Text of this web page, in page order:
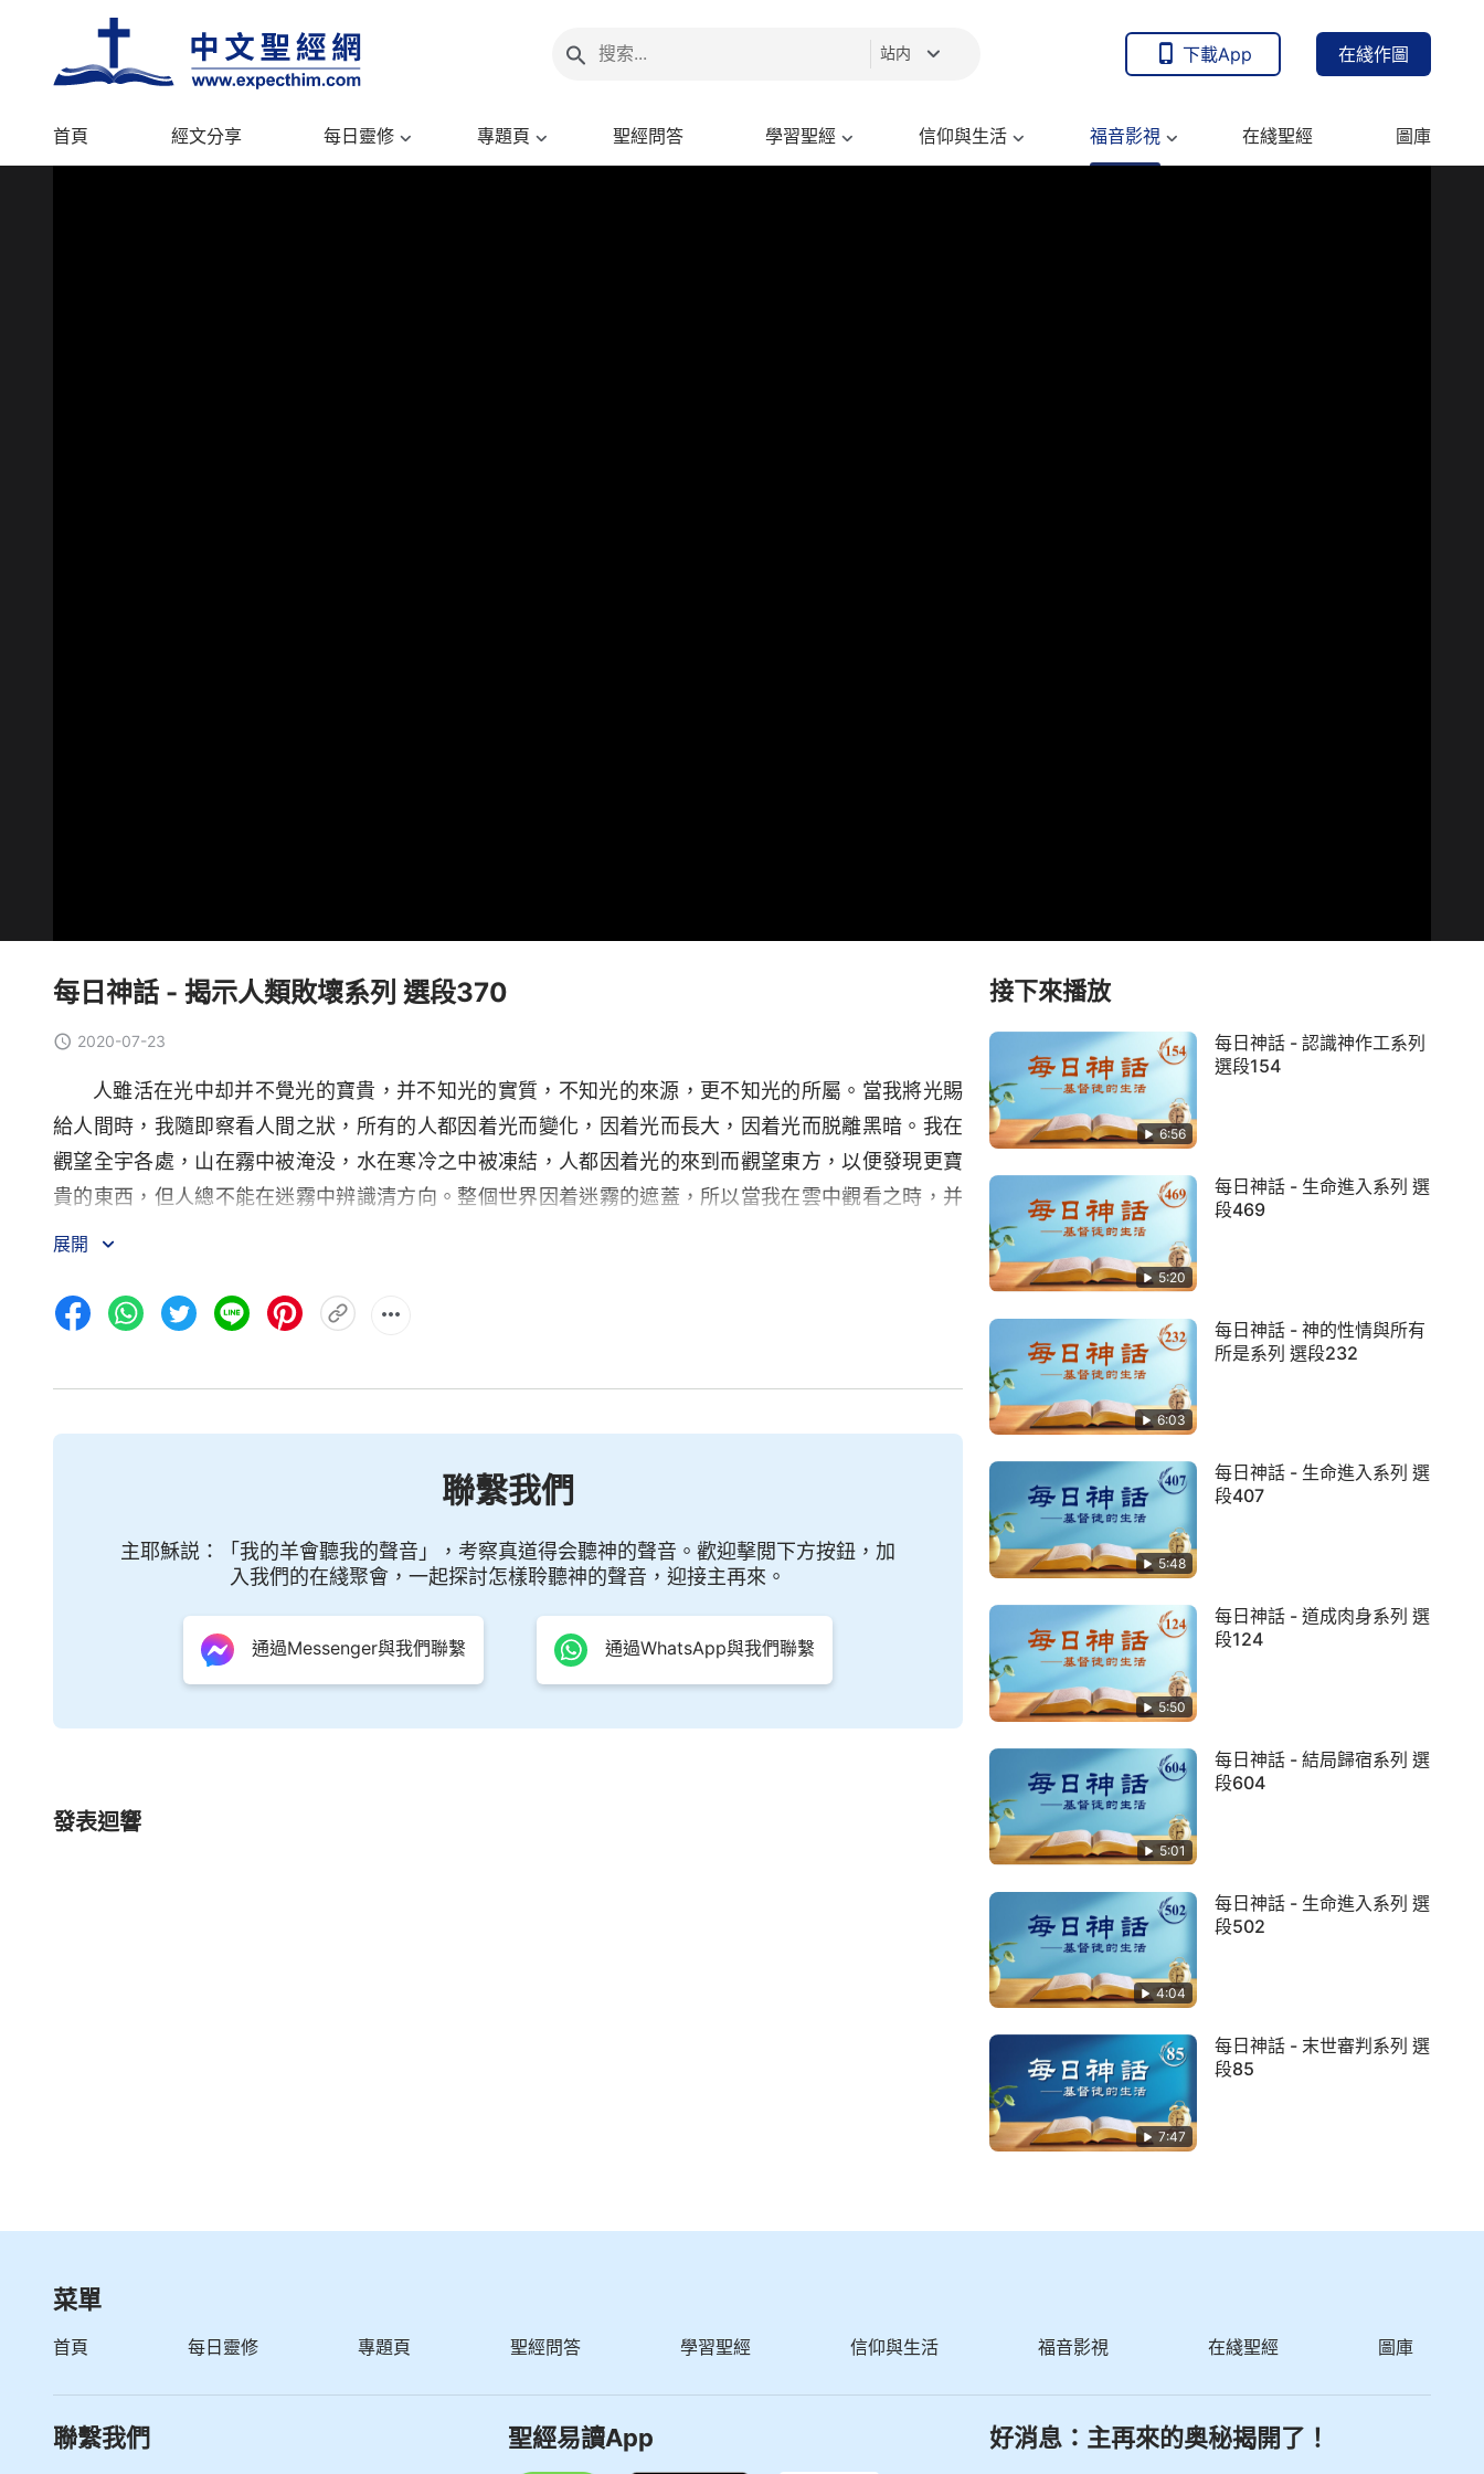
站内 下載App 在綫作圖
首頁 經文分享 每日靈修 專題頁 聖經問答 學習聖經 信仰與生活 福音影視 在綫聖經 圖庫
每日神話 - 揭示人類敗壞系列 選段370
2020-07-23
人雖活在光中却并不覺光的寶貴，并不知光的實質，不知光的來源，更不知光的所屬。當我將光賜
給人間時，我隨即察看人間之狀，所有的人都因着光而變化，因着光而長大，因着光而脱離黑暗。我在
觀望全宇各處，山在霧中被淹没，水在寒冷之中被凍結，人都因着光的來到而觀望東方，以便發現更寶
貴的東西，但人總不能在迷霧中辨識清方向。整個世界因着迷霧的遮蓋，所以當我在雲中觀看之時，并
不曾有人發現我的存在，人都在地上尋找着什麽，似乎在覓食，似乎在有意等待着我的到來，但又不知
活在萬民之中，但在地之人都處于安然無恙之中，所以并無真合我意之人。人都是不會體貼我心意，不
能察看我的所作所為，不能行在光之中接受光的照耀。雖然人曾寶愛我話，但人却又不能識透撒但的詭
地「貪享」地位之福。這不是人的短缺之處嗎？難道山挪移之時能因着你的「地位」而從你繞道而行
嗎？水流之時能因着人的「地位」而停止向前嗎？難道天地能因着人的「地位」而顛倒嗎？我曾一次又
打動人的心弦？難道我的言語發出并無果效？莫非無人相信我的存在？人并不愛自己，而是與撒但相合
來反攻我，把撒但當作自己的「資産」來事奉我，我要將所有撒但的詭計都識破，使在地之人從此不再
受撒但的迷惑，并不因着它的存在而抵擋我。
——《話・卷一 神的顯現與作工・神向全宇的説話・第二十二篇》
展開
聯繫我們
主耶穌説：「我的羊會聽我的聲音」，考察真道得会聽神的聲音。歡迎擊閲下方按鈕，加
入我們的在綫聚會，一起探討怎樣聆聽神的聲音，迎接主再來。
通過Messenger與我們聯繫 通過WhatsApp與我們聯繫
發表迴響
接下來播放
6:56
每日神話 - 認識神作工系列
選段154
5:20
每日神話 - 生命進入系列 選
段469
6:03
每日神話 - 神的性情與所有
所是系列 選段232
5:48
每日神話 - 生命進入系列 選
段407
5:50
每日神話 - 道成肉身系列 選
段124
5:01
每日神話 - 結局歸宿系列 選
段604
4:04
每日神話 - 生命進入系列 選
段502
7:47
每日神話 - 末世審判系列 選
段85
菜單
首頁 每日靈修 專題頁 聖經問答 學習聖經 信仰與生活 福音影視 在綫聖經 圖庫
聯繫我們 聖經易讀App 好消息：主再來的奥秘揭開了！